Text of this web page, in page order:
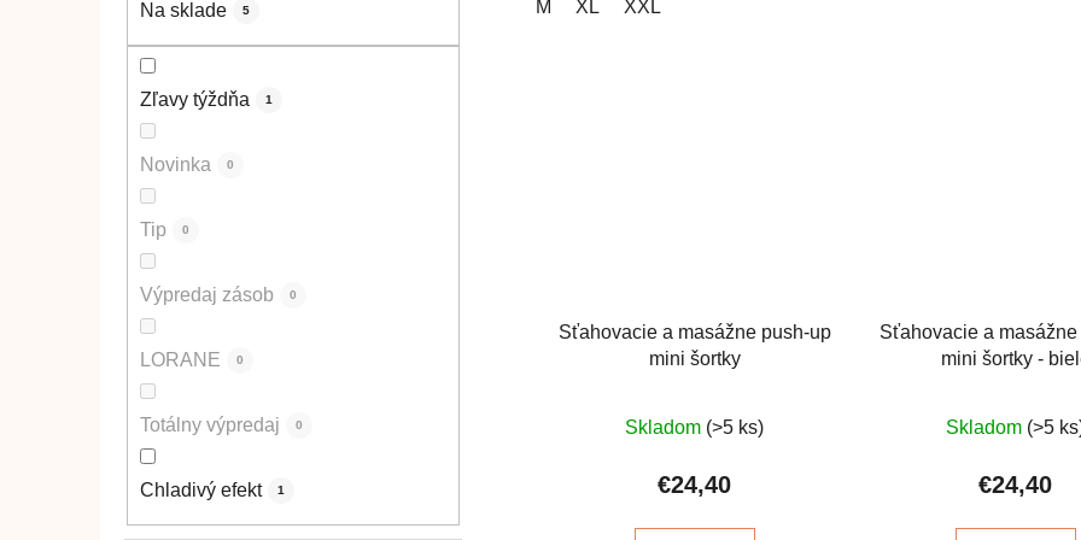
Na sklade 5
Zľavy týždňa 1
Novinka 0
Tip 0
Výpredaj zásob 0
LORANE 0
Totálny výpredaj 0
Chladivý efekt 1
M XL XXL
Sťahovacie a masážne push-up
mini šortky
hodnotenie
produktu
Skladom (>5 ks)
€24,40
Sťahovacie a
mini šortky -
produktu
Skladom (>5
€24,40